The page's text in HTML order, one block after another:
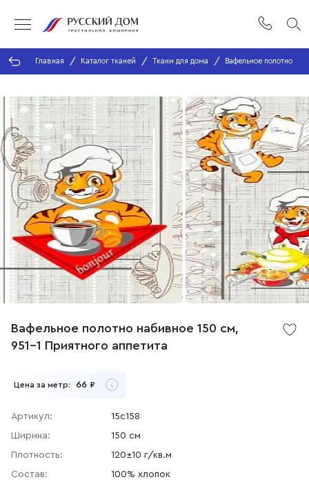
Главная Каталог тканей Ткани для дома Вафельное полотно
Вафельное полотно набивное 150 см,
951-1 Приятного аппетита
Цена за метр: 66 ₽
Артикул:
15с158
Ширина:
150 см
Плотность:
120±10 г/кв.м
Состав:
100% хлопок